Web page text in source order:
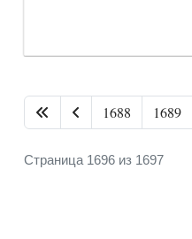
1688 1689
Страница 1696 из 1697